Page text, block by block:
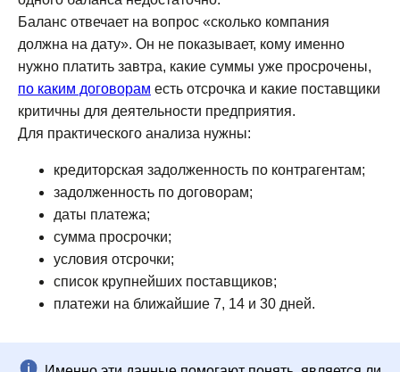
Баланс отвечает на вопрос «сколько компания
должна на дату». Он не показывает, кому именно
нужно платить завтра, какие суммы уже просрочены,
по каким договорам есть отсрочка и какие поставщики
критичны для деятельности предприятия.
Для практического анализа нужны:
кредиторская задолженность по контрагентам;
задолженность по договорам;
даты платежа;
сумма просрочки;
условия отсрочки;
список крупнейших поставщиков;
платежи на ближайшие 7, 14 и 30 дней.